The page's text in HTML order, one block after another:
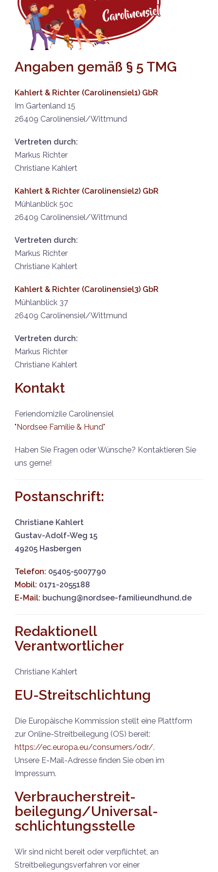
Angaben gemäß § 5 TMG
Kahlert & Richter (Carolinensiel1) GbR
Im Gartenland 15
26409 Carolinensiel/Wittmund
Vertreten durch:
Markus Richter
Christiane Kahlert
Kahlert & Richter (Carolinensiel2) GbR
Mühlanblick 50c
26409 Carolinensiel/Wittmund
Vertreten durch:
Markus Richter
Christiane Kahlert
Kahlert & Richter (Carolinensiel3) GbR
Mühlanblick 37
26409 Carolinensiel/Wittmund
Vertreten durch:
Markus Richter
Christiane Kahlert
Kontakt
Feriendomizile Carolinensiel
"Nordsee Familie & Hund"
Haben Sie Fragen oder Wünsche? Kontaktieren Sie
uns gerne!
Postanschrift:
Christiane Kahlert
Gustav-Adolf-Weg 15
49205 Hasbergen
Telefon: 05405-5007790
Mobil: 0171-2055188
E-Mail: buchung@nordsee-familieundhund.de
Redaktionell
Verantwortlicher
Christiane Kahlert
EU-Streitschlichtung
Die Europäische Kommission stellt eine Plattform
zur Online-Streitbeilegung (OS) bereit:
https://ec.europa.eu/consumers/odr/.
Unsere E-Mail-Adresse finden Sie oben im
Impressum.
Verbraucher­streit­
beilegung/Universal­
schlichtungs­stelle
Wir sind nicht bereit oder verpflichtet, an
Streitbeilegungsverfahren vor einer